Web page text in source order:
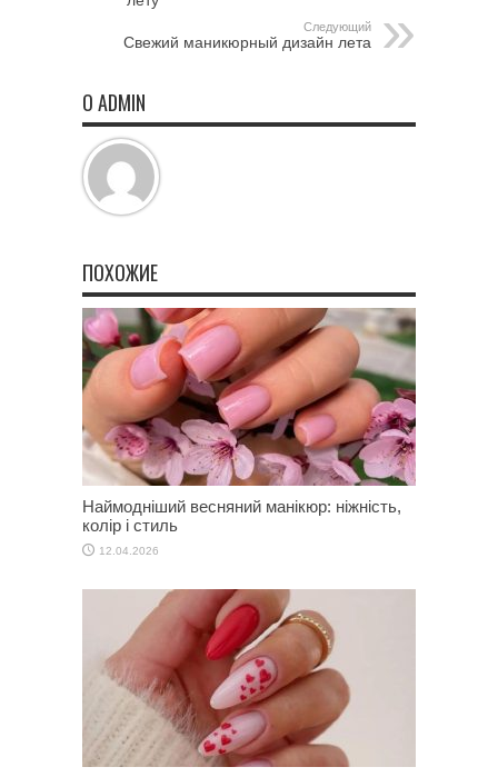
Следующий
Свежий маникюрный дизайн лета
О ADMIN
ПОХОЖИЕ
Наймодніший весняний манікюр: ніжність,
колір і стиль
12.04.2026